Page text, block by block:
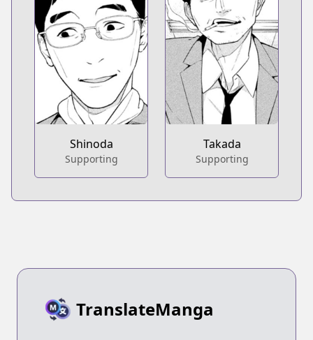
Shinoda
Supporting
Takada
Supporting
TranslateManga